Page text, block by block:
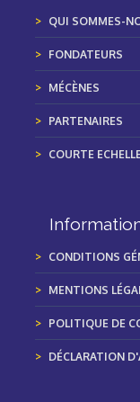
QUI SOMMES-
FONDATEURS
MÉCÈNES
PARTENAIRES
COURTE
CONDITIONS
MENTIONS
POLITIQUE DE
DÉCLARATION